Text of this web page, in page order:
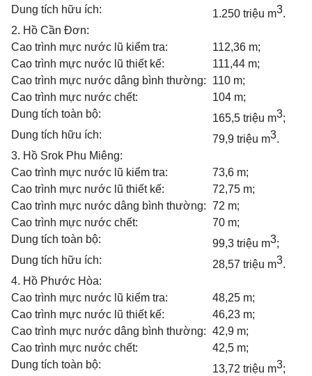
Dung tích hữu ích:
1.250 triệu m3.
2. Hồ Cần Đơn:
Cao trình mực nước lũ kiểm tra:
112,36 m;
Cao trình mực nước lũ thiết kế:
111,44 m;
Cao trình mực nước dâng bình thường:
110 m;
Cao trình mực nước chết:
104 m;
Dung tích toàn bộ:
165,5 triệu m3;
Dung tích hữu ích:
79,9 triệu m3.
3. Hồ Srok Phu Miêng:
Cao trình mực nước lũ kiểm tra:
73,6 m;
Cao trình mực nước lũ thiết kế:
72,75 m;
Cao trình mực nước dâng bình thường: 72 m;
Cao trình mực nước chết:
70 m;
Dung tích toàn bộ:
99,3 triệu m3;
Dung tích hữu ích:
28,57 triệu m3.
4. Hồ Phước Hòa:
Cao trình mực nước lũ kiểm tra:
48,25 m;
Cao trình mực nước lũ thiết kế:
46,23 m;
Cao trình mực nước dâng bình thường: 42,9 m;
Cao trình mực nước chết:
42,5 m;
Dung tích toàn bộ:
13,72 triệu m3;